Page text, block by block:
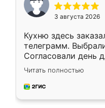
3 августа 2026
Кухню здесь
телеграмм.
Согласовали день
недели кухня была
довольны работой.
мебель за
Читать полностью